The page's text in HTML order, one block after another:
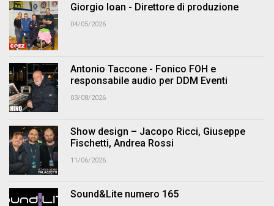
Giorgio Ioan - Direttore di produzione
04/05/2026
Antonio Taccone - Fonico FOH e
responsabile audio per DDM Eventi
03/08/2026
Show design – Jacopo Ricci, Giuseppe
Fischetti, Andrea Rossi
11/06/2026
Sound&Lite numero 165